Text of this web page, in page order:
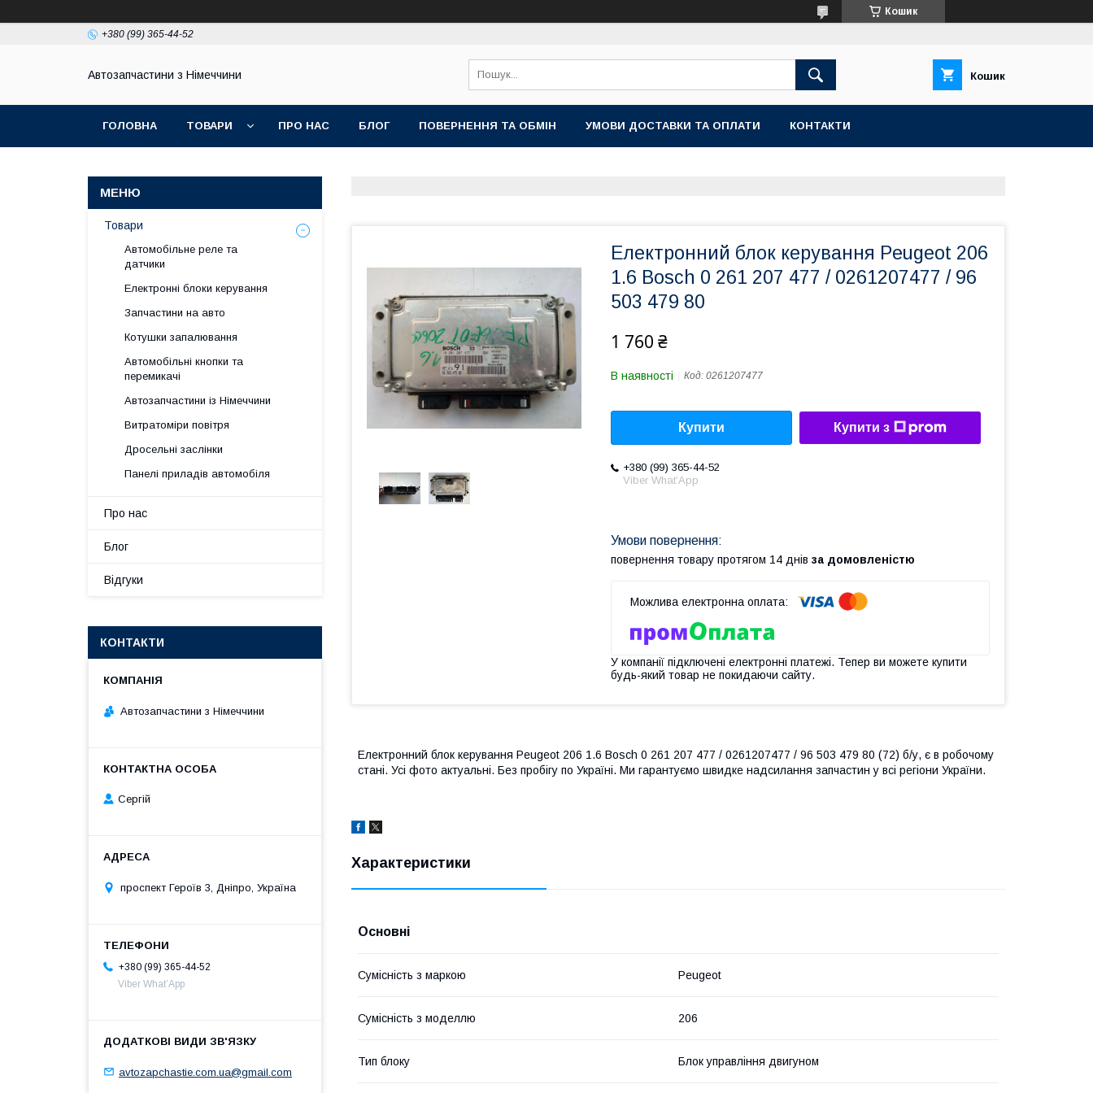
Кошик
+380 (99) 365-44-52
Автозапчастини з Німеччини Кошик
ГОЛОВНА ТОВАРИ ПРО НАС БЛОГ ПОВЕРНЕННЯ ТА ОБМІН УМОВИ ДОСТАВКИ ТА ОПЛАТИ КОНТАКТИ
Електронний блок керування Peugeot 206
1.6 Bosch 0 261 207 477 / 0261207477 / 96
503 479 80
1 760 ₴
В наявності Код: 0261207477
Купити Купити з
+380 (99) 365-44-52
Viber What’App
повернення товару протягом 14 днів за домовленістю
У компанії підключені електронні платежі. Тепер ви можете купити
будь-який товар не покидаючи сайту.
Електронний блок керування Peugeot 206 1.6 Bosch 0 261 207 477 / 0261207477 / 96 503 479 80 (72) б/у, є в робочому
стані. Усі фото актуальні. Без пробігу по Україні. Ми гарантуємо швидке надсилання запчастин у всі регіони України.
Характеристики
Основні
Сумісність з маркою Peugeot
Сумісність з моделлю 206
Тип блоку Блок управління двигуном
Товари
Автомобільне реле та
датчики
Електронні блоки керування
Запчастини на авто
Котушки запалювання
Автомобільні кнопки та
перемикачі
Автозапчастини із Німеччини
Витратоміри повітря
Дросельні заслінки
Панелі приладів автомобіля
Про нас
Блог
Відгуки
КОНТАКТИ
Автозапчастини з Німеччини
Сергій
проспект Героїв 3, Дніпро, Україна
+380 (99) 365-44-52
Viber What’App
avtozapchastie.com.ua@gmail.com